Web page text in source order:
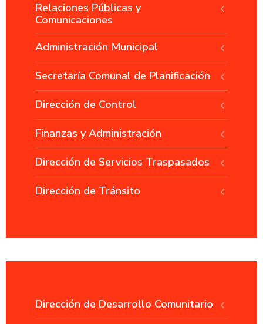
Relaciones Públicas y
Comunicaciones
Administración Municipal
Secretaría Comunal de Planificación
Dirección de Control
Finanzas y Administración
Dirección de Servicios Traspasados
Dirección de Tránsito
Dirección de Desarrollo Comunitario